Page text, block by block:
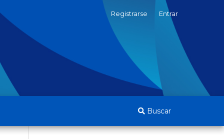
Buscar
Registrarse Entrar